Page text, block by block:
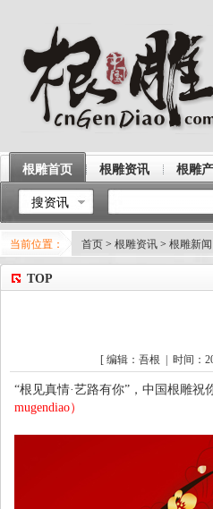
根雕首页 根雕资讯 根雕
搜资讯
当前位置： 首页 > 根雕资讯 > 根雕新闻
TOP
[ 编辑：吾根 | 时间：
“根见真情·艺路有你”，中国 根雕祝
mugendiao）